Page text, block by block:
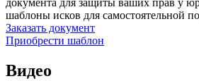
документа для защиты ваших прав у
шаблоны исков для самостоятельной
Заказать документ
Приобрести шаблон
Видео